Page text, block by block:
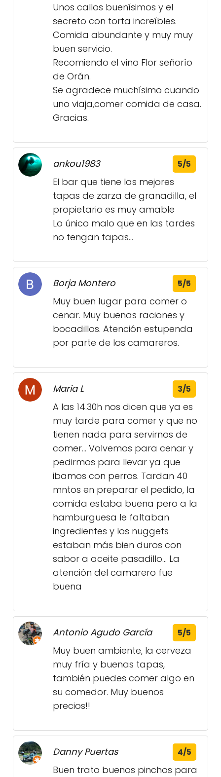
Unos callos buenísimos y el
secreto con torta increíbles.
Comida abundante y muy muy
buen servicio.
Recomiendo el vino Flor señorío
de Orán.
Se agradece muchísimo cuando
uno viaja,comer comida de casa.
Gracias.
ankou1983 5/5
El bar que tiene las mejores
tapas de zarza de granadilla, el
propietario es muy amable
Lo único malo que en las tardes
no tengan tapas...
Borja Montero 5/5
Muy buen lugar para comer o
cenar. Muy buenas raciones y
bocadillos. Atención estupenda
por parte de los camareros.
Maria L 3/5
A las 14.30h nos dicen que ya es
muy tarde para comer y que no
tienen nada para servirnos de
comer... Volvemos para cenar y
pedirmos para llevar ya que
ibamos con perros. Tardan 40
mntos en preparar el pedido, la
comida estaba buena pero a la
hamburguesa le faltaban
ingredientes y los nuggets
estaban más bien duros con
sabor a aceite pasadillo... La
atención del camarero fue
buena
Antonio Agudo García 5/5
Muy buen ambiente, la cerveza
muy fría y buenas tapas,
también puedes comer algo en
su comedor. Muy buenos
precios!!
Danny Puertas 4/5
Buen trato buenos pinchos para